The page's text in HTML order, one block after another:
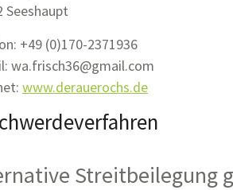
Seeshaupt
+49 (0)170-2371936
wa.frisch36@gmail.com
www.derauerochs.de
Streitbeilegung